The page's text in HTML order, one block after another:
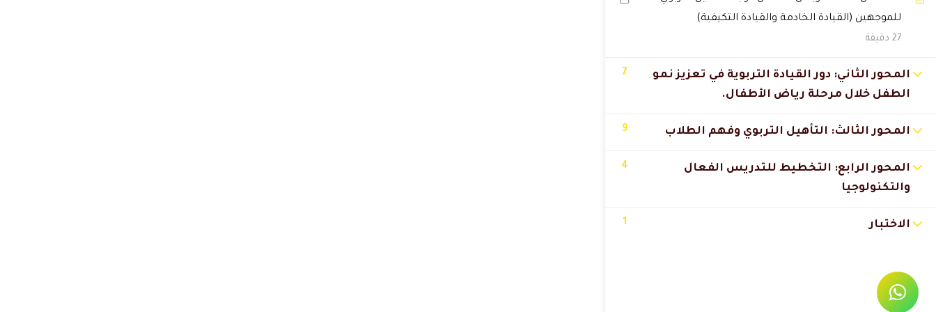
للموجهين (القيادة الخادمة والقيادة التكيفية)
27 دقيقة
المحور الثاني: دور القيادة التربوية في تعزيز نمو
الطفل خلال مرحلة رياض الأطفال.
7
المحور الثالث: التأهيل التربوي وفهم الطلاب 9
المحور الرابع: التخطيط للتدريس الفعال
والتكنولوجيا
4
الاختبار 1
🔔 اترك رأيك بعد الدراسة